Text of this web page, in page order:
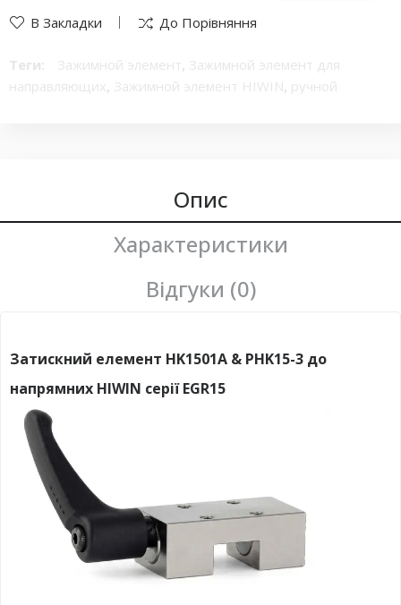
В Закладки До Порівняння
Теги: Зажимной элемент, Зажимной элемент для
направляющих , Зажимной элемент HIWIN, ручной
Опис
Характеристики
Відгуки (0)
Затискний елемент HK1501A & PHK15-3 до
напрямних HIWIN серії EGR15